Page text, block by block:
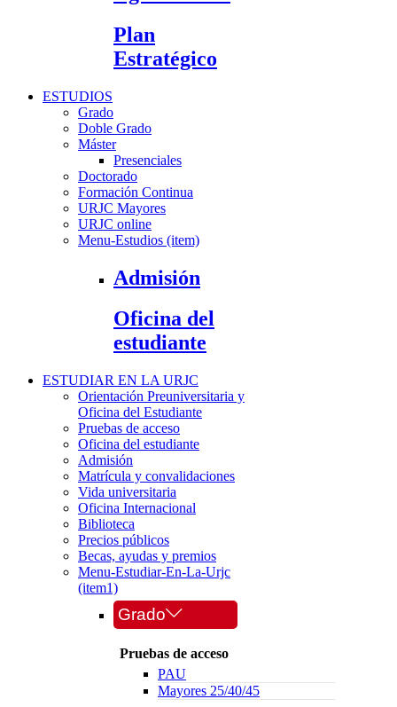
Plan
Estratégico
ESTUDIOS
Grado
Doble Grado
Máster
Presenciales
Doctorado
Formación Continua
URJC Mayores
URJC online
Menu-Estudios (item)
Admisión
Oficina del
estudiante
ESTUDIAR EN LA URJC
Orientación Preuniversitaria y
Oficina del Estudiante
Pruebas de acceso
Oficina del estudiante
Admisión
Matrícula y convalidaciones
Vida universitaria
Oficina Internacional
Biblioteca
Precios públicos
Becas, ayudas y premios
Menu-Estudiar-En-La-Urjc
(item1)
Grado
Pruebas de acceso
PAU
Mayores 25/40/45